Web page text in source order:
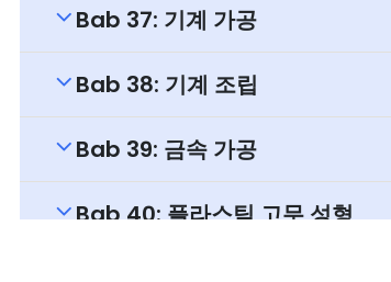
Bab 37: 기계 가공
Bab 38: 기계 조립
Bab 39: 금속 가공
Bab 40: 플라스틱 고무 성형